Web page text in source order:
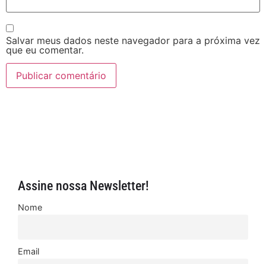
Salvar meus dados neste navegador para a próxima vez
que eu comentar.
Assine nossa Newsletter!
Nome
Email